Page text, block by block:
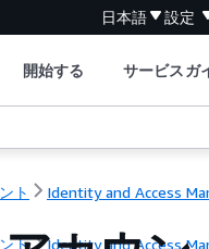
日本語 設定
開始する サービスガ
ト Identity and Access
ト
Identity and Access